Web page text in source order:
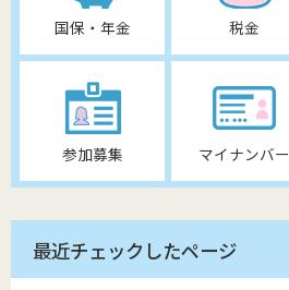
国保・年金 税金
参加募集 マイナンバー
最近チェックしたページ